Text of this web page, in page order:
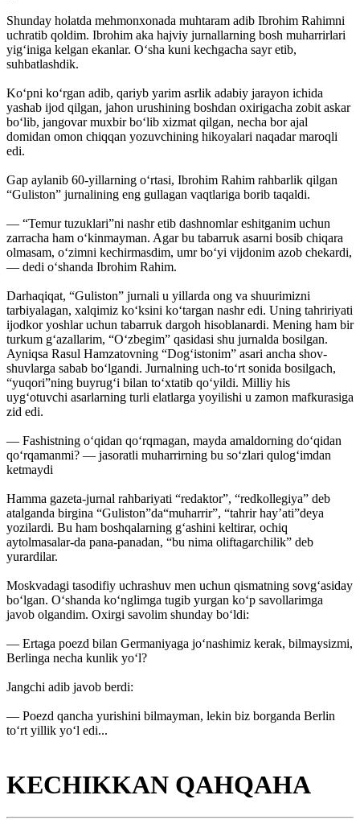
Shunday holatda mehmonxonada muhtaram adib Ibrohim Rahimni
uchratib qoldim. Ibrohim aka hajviy jurnallarning bosh muharrirlari
yig‘iniga kelgan ekanlar. O‘sha kuni kechgacha sayr etib,
suhbatlashdik.
Ko‘pni ko‘rgan adib, qariyb yarim asrlik adabiy jarayon ichida
yashab ijod qilgan, jahon urushining boshdan oxirigacha zobit askar
bo‘lib, jangovar muxbir bo‘lib xizmat qilgan, necha bor ajal
domidan omon chiqqan yozuvchining hikoyalari naqadar maroqli
edi.
Gap aylanib 60-yillarning o‘rtasi, Ibrohim Rahim rahbarlik qilgan
“Guliston” jurnalining eng gullagan vaqtlariga borib taqaldi.
— “Temur tuzuklari”ni nashr etib dashnomlar eshitganim uchun
zarracha ham o‘kinmayman. Agar bu tabarruk asarni bosib chiqara
olmasam, o‘zimni kechirmasdim, umr bo‘yi vijdonim azob chekardi,
— dedi o‘shanda Ibrohim Rahim.
Darhaqiqat, “Guliston” jurnali u yillarda ong va shuurimizni
tarbiyalagan, xalqimiz ko‘ksini ko‘targan nashr edi. Uning tahririyati
ijodkor yoshlar uchun tabarruk dargoh hisoblanardi. Mening ham bir
turkum g‘azallarim, “O‘zbegim” qasidasi shu jurnalda bosilgan.
Ayniqsa Rasul Hamzatovning “Dog‘istonim” asari ancha shov-
shuvlarga sabab bo‘lgandi. Jurnalning uch-to‘rt sonida bosilgach,
“yuqori”ning buyrug‘i bilan to‘xtatib qo‘yildi. Milliy his
uyg‘otuvchi asarlarning turli elatlarga yoyilishi u zamon mafkurasiga
zid edi.
— Fashistning o‘qidan qo‘rqmagan, mayda amaldorning do‘qidan
qo‘rqamanmi? — jasoratli muharrirning bu so‘zlari qulog‘imdan
ketmaydi
Hamma gazeta-jurnal rahbariyati “redaktor”, “redkollegiya” deb
atalganda birgina “Guliston”da“muharrir”, “tahrir hay’ati”deya
yozilardi. Bu ham boshqalarning g‘ashini keltirar, ochiq
aytolmasalar-da pana-panadan, “bu nima oliftagarchilik” deb
yurardilar.
Moskvadagi tasodifiy uchrashuv men uchun qismatning sovg‘asiday
bo‘lgan. O‘shanda ko‘nglimga tugib yurgan ko‘p savollarimga
javob olgandim. Oxirgi savolim shunday bo‘ldi:
— Ertaga poezd bilan Germaniyaga jo‘nashimiz kerak, bilmaysizmi,
Berlinga necha kunlik yo‘l?
Jangchi adib javob berdi:
— Poezd qancha yurishini bilmayman, lekin biz borganda Berlin
to‘rt yillik yo‘l edi...
KECHIKKAN QAHQAHA